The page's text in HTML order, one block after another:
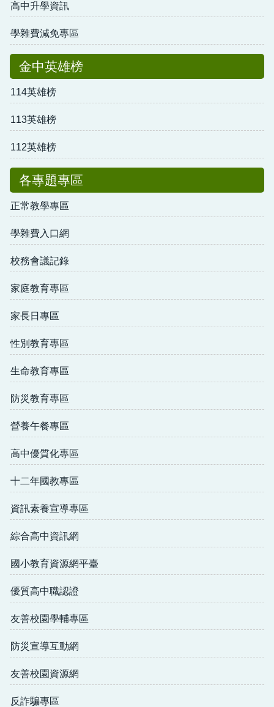
高中升學資訊
學雜費減免專區
金中英雄榜
114英雄榜
113英雄榜
112英雄榜
各專題專區
正常教學專區
學雜費入口網
校務會議記錄
家庭教育專區
家長日專區
性別教育專區
生命教育專區
防災教育專區
營養午餐專區
高中優質化專區
十二年國教專區
資訊素養宣導專區
綜合高中資訊網
國小教育資源網平臺
優質高中職認證
友善校園學輔專區
防災宣導互動網
友善校園資源網
反詐騙專區